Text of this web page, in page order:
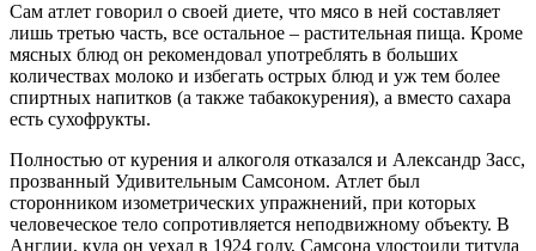
Сам атлет говорил о своей диете, что мясо в ней составляет
лишь третью часть, все остальное – растительная пища. Кроме
мясных блюд он рекомендовал употреблять в больших
количествах молоко и избегать острых блюд и уж тем более
спиртных напитков (а также табакокурения), а вместо сахара
есть сухофрукты.
Полностью от курения и алкоголя отказался и Александр Засс,
прозванный Удивительным Самсоном. Атлет был
сторонником изометрических упражнений, при которых
человеческое тело сопротивляется неподвижному объекту. В
Англии, куда он уехал в 1924 году, Самсона удостоили титула